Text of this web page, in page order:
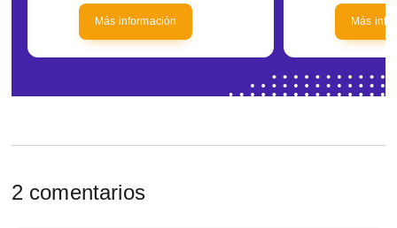
Más información Más
2 comentarios